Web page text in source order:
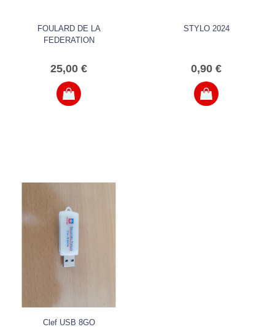
FOULARD DE LA
FEDERATION
25,00 €
STYLO 2024
0,90 €
Clef USB 8GO